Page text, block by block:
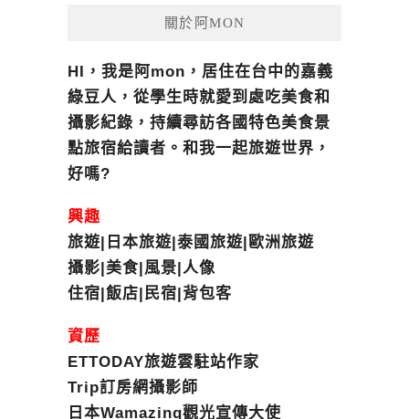
關於阿MON
HI，我是阿mon，居住在台中的嘉義
綠豆人，從學生時就愛到處吃美食和
攝影紀錄，持續尋訪各國特色美食景
點旅宿給讀者。和我一起旅遊世界，
好嗎?
興趣
旅遊|日本旅遊|泰國旅遊|歐洲旅遊
攝影|美食|風景|人像
住宿|飯店|民宿|背包客
資歷
ETTODAY旅遊雲駐站作家
Trip訂房網攝影師
日本Wamazing觀光宣傳大使